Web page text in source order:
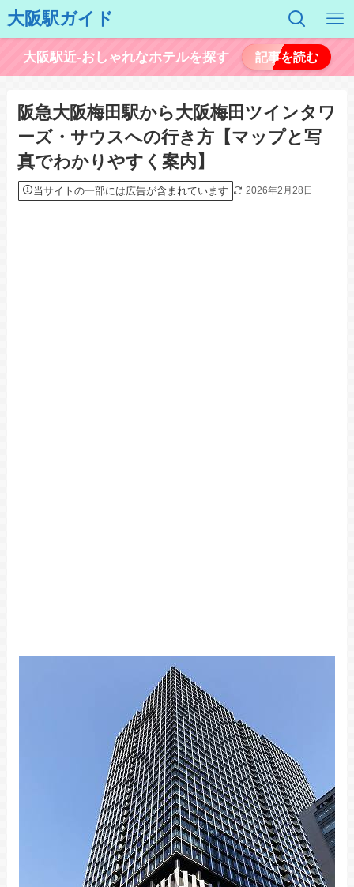
大阪駅ガイド
大阪駅近-おしゃれなホテルを探す 記事を読む
阪急大阪梅田駅から大阪梅田ツインタワ
ーズ・サウスへの行き方【マップと写
真でわかりやすく案内】
当サイトの一部には広告が含まれています 2026年2月28日